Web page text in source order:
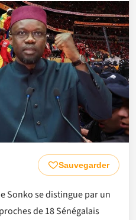
Sauvegarder
Sonko se distingue par un
de 18 Sénégalais